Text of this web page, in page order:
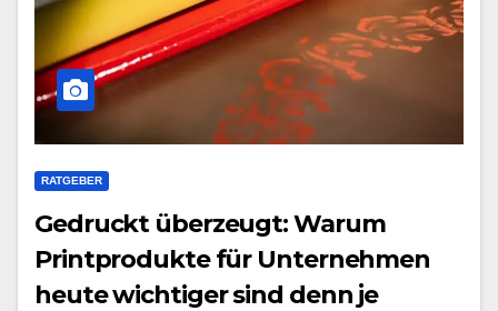
RATGEBER
Gedruckt überzeugt: Warum
Printprodukte für Unternehmen
heute wichtiger sind denn je